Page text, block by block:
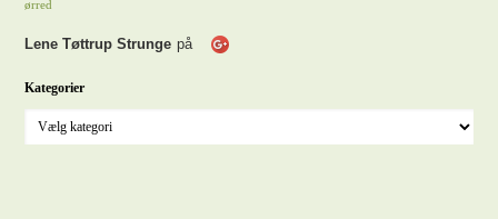
ørred
Lene Tøttrup Strunge på
Kategorier